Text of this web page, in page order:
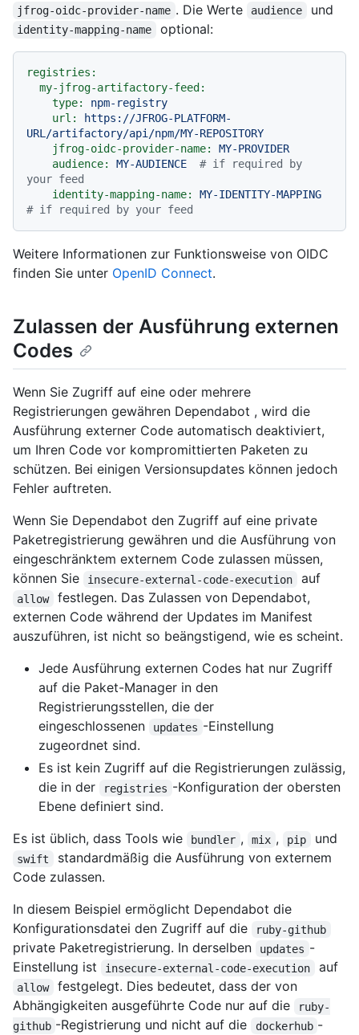
jfrog-oidc-provider-name . Die Werte audience und
identity-mapping-name optional:
registries:
my-jfrog-artifactory-feed:
type:
npm-registry
url:
https://JFROG-PLATFORM-
URL/artifactory/api/npm/MY-REPOSITORY
jfrog-oidc-provider-name:
MY-PROVIDER
audience:
MY-AUDIENCE
# if required by
your feed
identity-mapping-name:
MY-IDENTITY-MAPPING
# if required by your feed
Weitere Informationen zur Funktionsweise von OIDC
finden Sie unter OpenID Connect.
Zulassen der Ausführung externen
Codes
Wenn Sie Zugriff auf eine oder mehrere
Registrierungen gewähren Dependabot , wird die
Ausführung externer Code automatisch deaktiviert,
um Ihren Code vor kompromittierten Paketen zu
schützen. Bei einigen Versionsupdates können jedoch
Fehler auftreten.
Wenn Sie Dependabot den Zugriff auf eine private
Paketregistrierung gewähren und die Ausführung von
eingeschränktem externem Code zulassen müssen,
können Sie
insecure-external-code-execution auf
allow
festlegen. Das Zulassen von Dependabot,
externen Code während der Updates im Manifest
auszuführen, ist nicht so beängstigend, wie es scheint.
Jede Ausführung externen Codes hat nur Zugriff
auf die Paket-Manager in den
Registrierungsstellen, die der
eingeschlossenen
updates -Einstellung
zugeordnet sind.
Es ist kein Zugriff auf die Registrierungen zulässig,
die in der
registries -Konfiguration der obersten
Ebene definiert sind.
Es ist üblich, dass Tools wie
bundler , mix , pip und
swift
standardmäßig die Ausführung von externem
Code zulassen.
In diesem Beispiel ermöglicht Dependabot die
Konfigurationsdatei den Zugriff auf die
ruby-github
private Paketregistrierung. In derselben updates -
Einstellung ist
insecure-external-code-execution auf
allow
festgelegt. Dies bedeutet, dass der von
Abhängigkeiten ausgeführte Code nur auf die
ruby-
github -Registrierung und nicht auf die dockerhub -